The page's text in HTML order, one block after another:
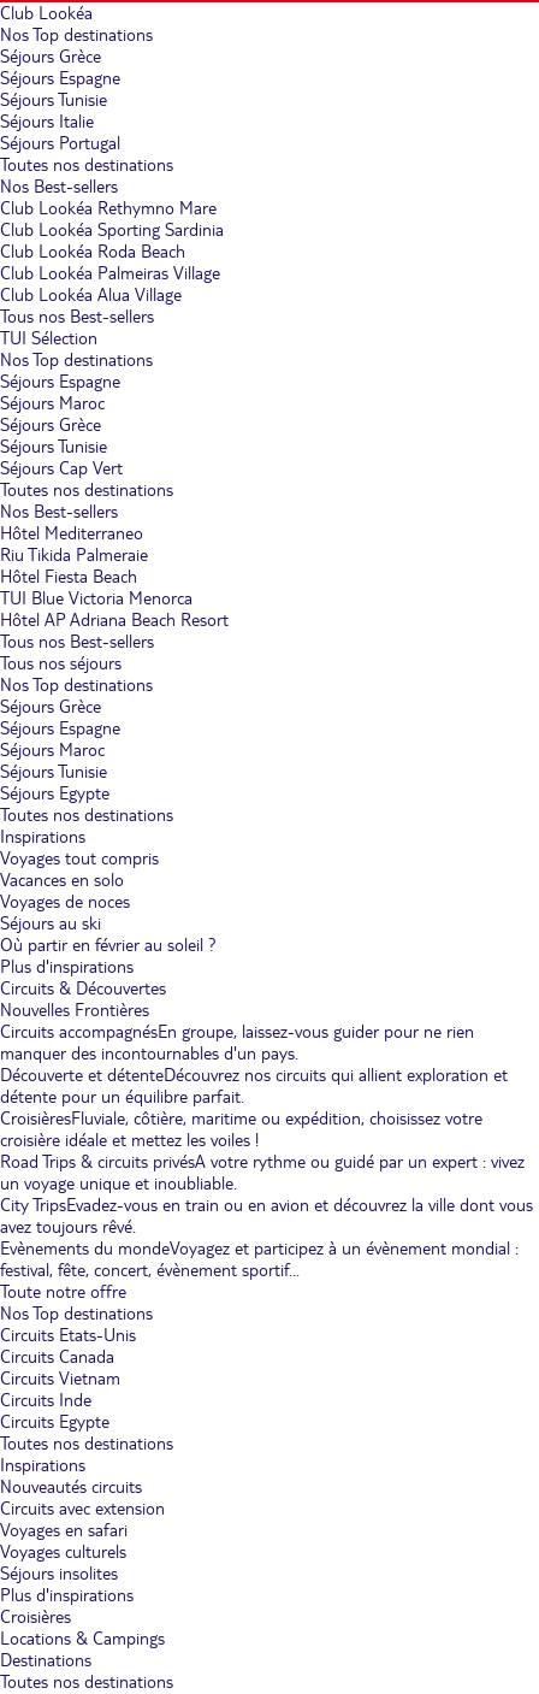
Club Lookéa
Nos Top destinations
Séjours Grèce
Séjours Espagne
Séjours Tunisie
Séjours Italie
Séjours Portugal
Toutes nos destinations
Nos Best-sellers
Club Lookéa Rethymno Mare
Club Lookéa Sporting Sardinia
Club Lookéa Roda Beach
Club Lookéa Palmeiras Village
Club Lookéa Alua Village
Tous nos Best-sellers
TUI Sélection
Nos Top destinations
Séjours Espagne
Séjours Maroc
Séjours Grèce
Séjours Tunisie
Séjours Cap Vert
Toutes nos destinations
Nos Best-sellers
Hôtel Mediterraneo
Riu Tikida Palmeraie
Hôtel Fiesta Beach
TUI Blue Victoria Menorca
Hôtel AP Adriana Beach Resort
Tous nos Best-sellers
Tous nos séjours
Nos Top destinations
Séjours Grèce
Séjours Espagne
Séjours Maroc
Séjours Tunisie
Séjours Egypte
Toutes nos destinations
Inspirations
Voyages tout compris
Vacances en solo
Voyages de noces
Séjours au ski
Où partir en février au soleil ?
Plus d'inspirations
Circuits & Découvertes
Nouvelles Frontières
Circuits accompagnésEn groupe, laissez-vous guider pour ne rien
manquer des incontournables d'un pays.
Découverte et détenteDécouvrez nos circuits qui allient exploration et
détente pour un équilibre parfait.
CroisièresFluviale, côtière, maritime ou expédition, choisissez votre
croisière idéale et mettez les voiles !
Road Trips & circuits privésA votre rythme ou guidé par un expert : vivez
un voyage unique et inoubliable.
City TripsEvadez-vous en train ou en avion et découvrez la ville dont vous
avez toujours rêvé.
Evènements du mondeVoyagez et participez à un évènement mondial :
festival, fête, concert, évènement sportif...
Toute notre offre
Nos Top destinations
Circuits Etats-Unis
Circuits Canada
Circuits Vietnam
Circuits Inde
Circuits Egypte
Toutes nos destinations
Inspirations
Nouveautés circuits
Circuits avec extension
Voyages en safari
Voyages culturels
Séjours insolites
Plus d'inspirations
Croisières
Locations & Campings
Destinations
Toutes nos destinations